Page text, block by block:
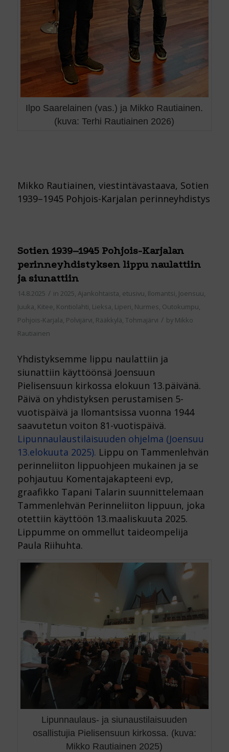
Ilpo Saarelainen (vas.) ja Mikko Rautiainen.
(kuva: Terhi Rautiainen 2026)
Mikko Rautiainen, viestintävastaava, Sotien
1939–1945 Pohjois-Karjalan perinneyhdistys
Sotien 1939–1945 Pohjois-Karjalan
perinneyhdistyksen lippu naulattiin
ja siunattiin
14.8.2025 / in 2025, Ajankohtaista, etusivu, Ilomantsi, Joensuu,
Juuka, Kitee, Kontiolahti, Lieksa, Liperi, Nurmes, Outokumpu,
Pohjois-Karjala, Polvijärvi, Rääkkylä, Tohmajärvi / by Mikko
Rautiainen
Yhdistyksemme lippu naulattiin ja
siunattiin käyttöönsä Joensuun
Pielisensuun kirkossa elokuun 13.päivänä.
Päivä on yhdistyksen perustamisen 5-
vuotispäivä ja Ilomantsissa vuonna 1944
saavutetun voiton 81-vuotispäivä.
Lipunnaulaustilaisuuden ohjelma (Joensuu
13.elokuuta 2025). Lippu on Tammenlehvän
perinneliiton lippuohjeen mukainen ja se
pohjautuu Komentajakapteeni evp,
graafikko Tapani Talarin suunnittelemaan
Tammenlehvän Perinneliiton lippuun, joka
otettiin käyttöön 13.maaliskuuta 2025.
Lippumme on ommellut taideompelija
Paula Riihuhta.
Lipunnaulaus- ja siunaustilaisuuden
osallistujia Pielisensuun kirkossa. (kuva:
Mikko Rautiainen 2025)